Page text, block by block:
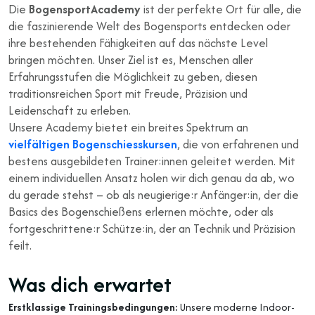
Die BogensportAcademyist der perfekte Ort für alle, die
die faszinierende Welt des Bogensports entdecken oder
ihre bestehenden Fähigkeiten auf das nächste Level
bringen möchten. Unser Ziel ist es, Menschen aller
Erfahrungsstufen die Möglichkeit zu geben, diesen
traditionsreichen Sport mit Freude, Präzision und
Leidenschaft zu erleben.
Unsere Academy bietet ein breites Spektrum an
vielfältigen Bogenschiesskursen, die von erfahrenen und
bestens ausgebildeten Trainer:innen geleitet werden. Mit
einem individuellen Ansatz holen wir dich genau da ab, wo
du gerade stehst – ob als neugierige:r Anfänger:in, der die
Basics des Bogenschießens erlernen möchte, oder als
fortgeschrittene:r Schütze:in, der an Technik und Präzision
feilt.
Was dich erwartet
Erstklassige Trainingsbedingungen:Unsere moderne Indoor-